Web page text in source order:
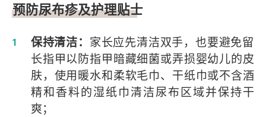
预防尿布疹及护理贴士
保持清洁： 家长应先清洁双手，也要避免留
长指甲以防指甲暗藏细菌或弄损婴幼儿的皮
肤，使用暖水和柔软毛巾、干纸巾或不含酒
精和香料的湿纸巾清洁尿布区域并保持干
爽；